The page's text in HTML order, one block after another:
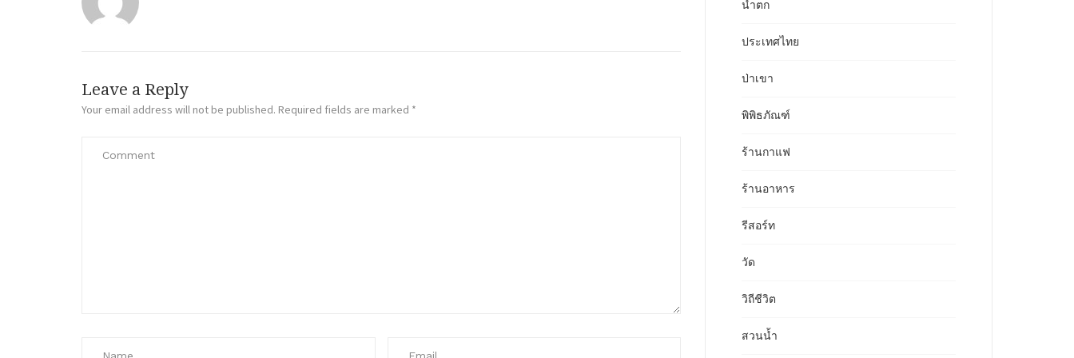
Leave a Reply
Your email address will not be published. Required fields are marked *
น้ำตก
ประเทศไทย
ป่าเขา
พิพิธภัณฑ์
ร้านกาแฟ
ร้านอาหาร
รีสอร์ท
วัด
วิถีชีวิต
สวนน้ำ